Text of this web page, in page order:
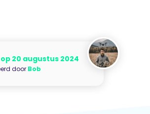
20 augustus 2024
door Bob